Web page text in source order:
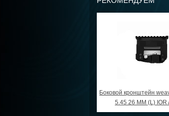
Боковой кронштейн
5.45 26 ММ (L) IOR